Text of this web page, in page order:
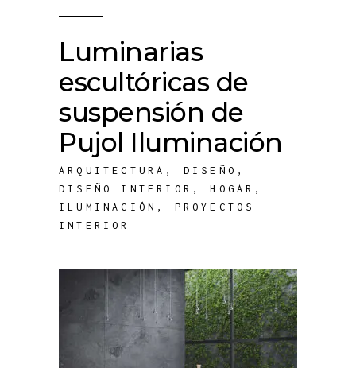
Luminarias
escultóricas de
suspensión de
Pujol Iluminación
ARQUITECTURA , DISEÑO ,
DISEÑO INTERIOR ,HOGAR ,
ILUMINACIÓN , PROYECTOS
INTERIOR